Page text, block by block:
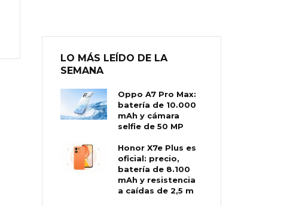
LO MÁS LEÍDO DE LA
SEMANA
Oppo A7 Pro Max:
batería de 10.000
mAh y cámara
selfie de 50 MP
Honor X7e Plus es
oficial: precio,
batería de 8.100
mAh y resistencia
a caídas de 2,5 m